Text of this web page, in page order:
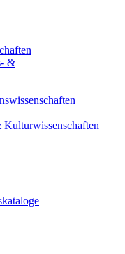
&
Kulturwissenschaften